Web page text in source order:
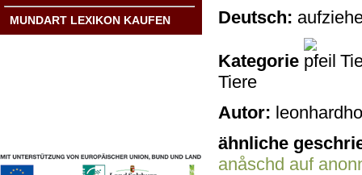
MUNDART LEXIKON KAUFEN Deutsch:
Kategorie
Tiere
Autor:
ähnliche
anåschd auf